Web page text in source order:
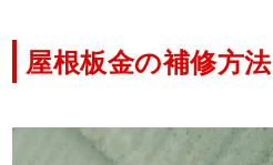
屋根板金の補修方法